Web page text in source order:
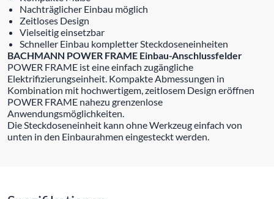
Nachträglicher Einbau möglich
Zeitloses Design
Vielseitig einsetzbar
Schneller Einbau kompletter Steckdoseneinheiten
BACHMANN POWER FRAME Einbau-Anschlussfelder
POWER FRAME ist eine einfach zugängliche
Elektrifizierungseinheit. Kompakte Abmessungen in
Kombination mit hochwertigem, zeitlosem Design eröffnen
POWER FRAME nahezu grenzenlose
Anwendungsmöglichkeiten.
Die Steckdoseneinheit kann ohne Werkzeug einfach von
unten in den Einbaurahmen eingesteckt werden.